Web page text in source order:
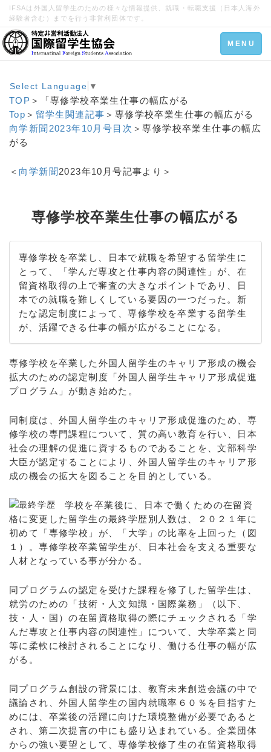
IFSAは外国人留学生のための様々な情報提供、就職・転職支援（日本人海外
経験者含む）までを行う非営利団体です。
Toggle
navigation
MENU
Select Language ▼
TOP ＞「専修学校卒業生仕事の幅広がる
Top ＞ 留学生関連記事 ＞専修学校卒業生仕事の幅広がる
向学新聞2023年10月号目次 ＞専修学校卒業生仕事の幅広
がる
＜ 向学新聞2023年10月号記事より＞
専修学校卒業生仕事の幅広がる
専修学校を卒業し、日本で就職を希望する留学生に
とって、「学んだ専攻と仕事内容の関連性」が、在
留資格取得の上で審査の大きなポイントであり、日
本での就職を難しくしている要因の一つだった。新
たな認定制度によって、専修学校を卒業する留学生
が、活躍できる仕事の幅が広がることになる。
専修学校を卒業した外国人留学生のキャリア形成の機会
拡大のための認定制度「外国人留学生キャリア形成促進
プログラム」が動き始めた。
同制度は、外国人留学生のキャリア形成促進のため、専
修学校の専門課程について、質の高い教育を行い、日本
社会の理解の促進に資するものであることを、文部科学
大臣が認定することにより、外国人留学生のキャリア形
成の機会の拡大を図ることを目的としている。
学校を卒業後に、日本で働くための在留資
格に変更した留学生の最終学歴別人数は、２０２１年に
初めて「専修学校」が、「大学」の比率を上回った（図
１）。専修学校卒業留学生が、日本社会を支える重要な
人材となっている事が分かる。
同プログラムの認定を受けた課程を修了した留学生は、
就労のための「技術・人文知識・国際業務」（以下、
技・人・国）の在留資格取得の際にチェックされる「学
んだ専攻と仕事内容の関連性」について、大学卒業と同
等に柔軟に検討されることになり、働ける仕事の幅が広
がる。
同プログラム創設の背景には、教育未来創造会議の中で
議論され、外国人留学生の国内就職率６０％を目指すた
めには、卒業後の活躍に向けた環境整備が必要であると
され、第二次提言の中にも盛り込まれている。企業団体
からの強い要望として、専修学校修了生の在留資格取得